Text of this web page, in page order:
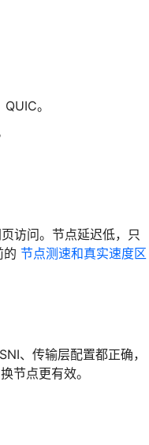
。
访问。节点延迟低，只
的 节点测速和真实速度区
、传输层配置都正确，
节点更有效。